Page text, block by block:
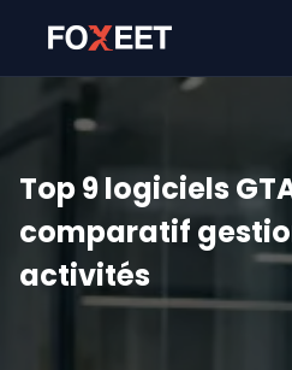
Top 9 logiciels
comparatif
activités